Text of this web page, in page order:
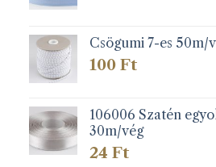
Csögumi 7-es 50m/
100 Ft
106006 Szatén
30m/vég
24 Ft